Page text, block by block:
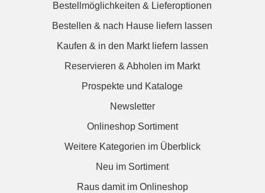
Bestellmöglichkeiten & Lieferoptionen
Bestellen & nach Hause liefern lassen
Kaufen & in den Markt liefern lassen
Reservieren & Abholen im Markt
Prospekte und Kataloge
Newsletter
Onlineshop Sortiment
Weitere Kategorien im Überblick
Neu im Sortiment
Raus damit im Onlineshop